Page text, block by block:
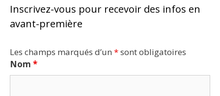
Inscrivez-vous pour recevoir des infos en
avant-première
Les champs marqués d’un *sont obligatoires
Nom *